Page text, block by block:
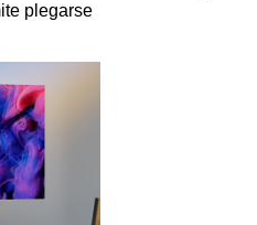
plegarse